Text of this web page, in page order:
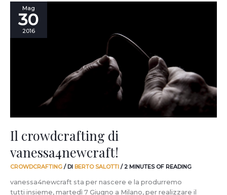
Mag
30
2016
Il crowdcrafting di
vanessa4newcraft!
CROWDCRAFTING / DI BERTO SALOTTI /2 MINUTES OF READING
vanessa4newcraft sta per nascere e la produrremo
tutti insieme, martedì 7 Giugno a Milano, per realizzare il
crowdcrafting